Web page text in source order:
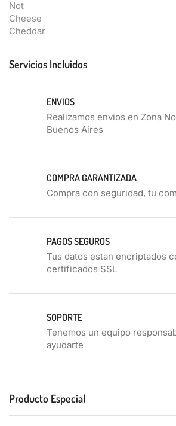
Servicios Incluidos
ENVIOS
Realizamos envios en Zona
Buenos Aires
COMPRA GARANTIZADA
Compra con seguridad, tu
PAGOS SEGUROS
Tus datos estan encriptados
certificados SSL
SOPORTE
Tenemos un equipo
ayudarte
Producto Especial